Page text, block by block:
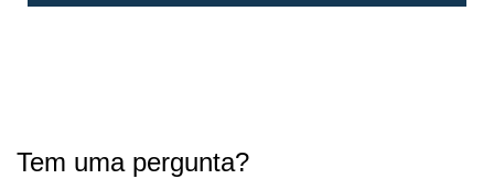
Tem uma pergunta?